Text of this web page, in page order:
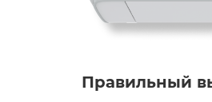
Правильный